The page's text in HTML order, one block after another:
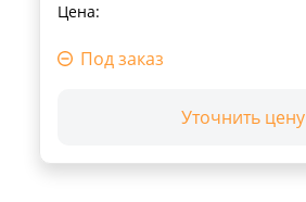
Цена:
Под заказ
Уточнить цену